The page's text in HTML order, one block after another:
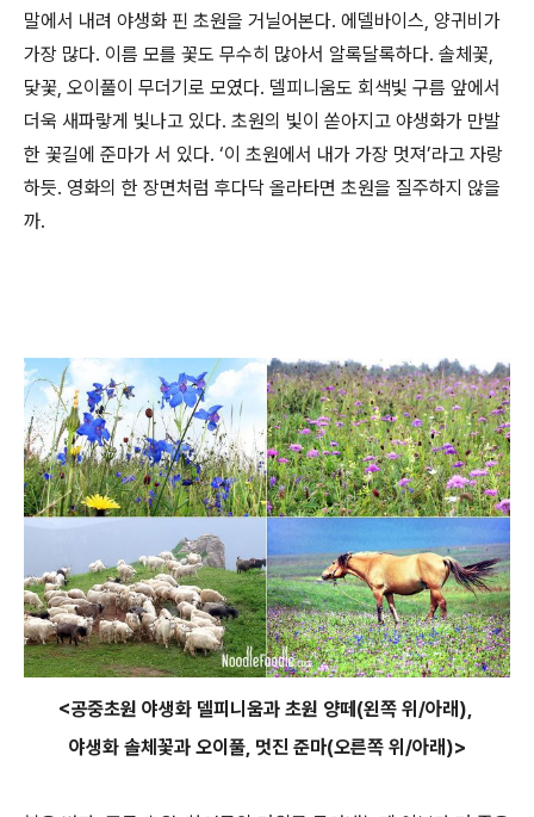
말에서 내려 야생화 핀 초원을 거닐어본다. 에델바이스, 양귀비가
가장 많다. 이름 모를 꽃도 무수히 많아서 알록달록하다. 솔체꽃,
닻꽃, 오이풀이 무더기로 모였다. 델피니움도 회색빛 구름 앞에서
더욱 새파랗게 빛나고 있다. 초원의 빛이 쏟아지고 야생화가 만발
한 꽃길에 준마가 서 있다. ‘이 초원에서 내가 가장 멋져’라고 자랑
하듯. 영화의 한 장면처럼 후다닥 올라타면 초원을 질주하지 않을
까.
<공중초원 야생화 델피니움과 초원 양떼(왼쪽 위/아래),
야생화 솔체꽃과 오이풀, 멋진 준마(오른쪽 위/아래)>